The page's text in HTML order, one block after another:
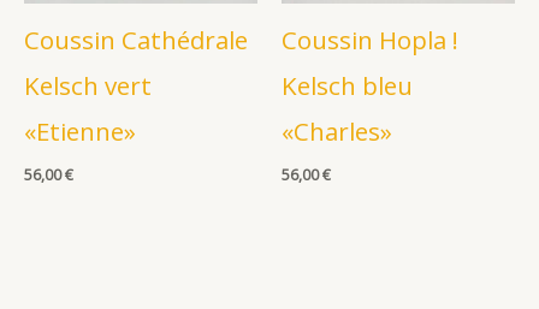
Coussin Cathédrale
Kelsch vert
«Etienne»
56,00€
Coussin Hopla !
Kelsch bleu
«Charles»
56,00€